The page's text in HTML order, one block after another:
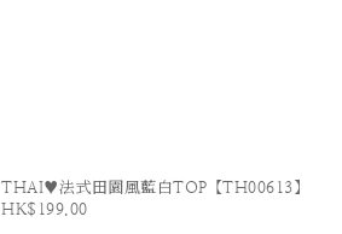
THAI♥法式田園風藍白TOP【TH00613】
HK$199.00